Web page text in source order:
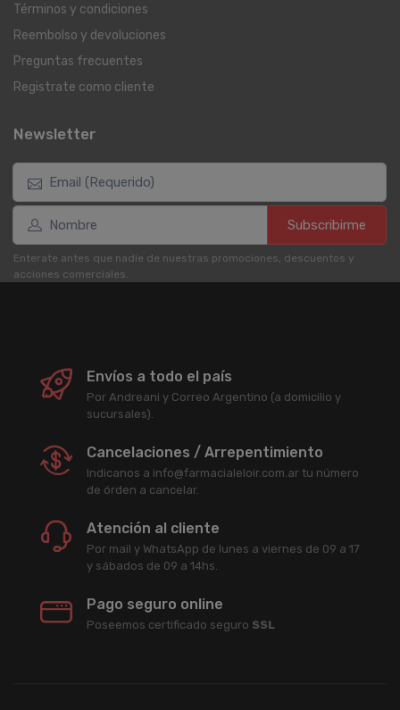
Términos y condiciones
Reembolso y devoluciones
Preguntas frecuentes
Registrate como cliente
Newsletter
Subscribirme
Enterate antes que nadie de nuestras promociones, descuentos y
acciones comerciales.
Envíos a todo el país
Por Andreani y Correo Argentino (a domicilio y
sucursales).
Cancelaciones / Arrepentimiento
Indicanos a info@farmacialeloir.com.ar tu número
de órden a cancelar.
Atención al cliente
Por mail y WhatsApp de lunes a viernes de 09 a 17
y sábados de 09 a 14hs.
Pago seguro online
Poseemos certificado seguro SSL